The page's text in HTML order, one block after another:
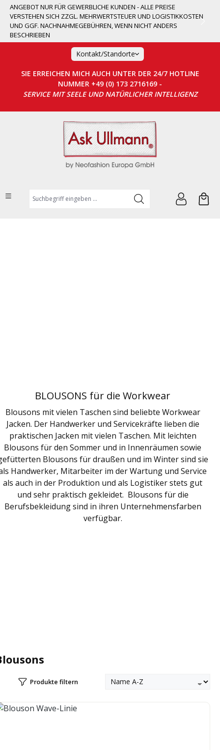
springen
ANGEBOT NUR FÜR GEWERBLICHE KUNDEN - ALLE PREISE
VERSTEHEN SICH ZZGL. MEHRWERTSTEUER UND LOGISTIKKOSTEN
UND GGF. NACHNAHMEGEBÜHREN, WENN NICHT ANDERS
BESCHRIEBEN
Kontakt/Standorte
SIE ERREICHEN MICH AUCH UNTER DER 24/7 HOTLINE
NUMMER +49 (0) 173 2716169 -
SERVICE MIT SEELE UND NATÜRLICHER INTELLIGENZ
Suchbegriff eingeben ...
BLOUSONS für die Workwear
Blousons mit vielen Taschen sind beliebte Workwear
Jacken. Der Handwerker und Servicekräfte lieben die
praktischen Jacken mit vielen Taschen. Mit leichten
Blousons für den Sommer und in Innenräumen sowie
Blousons für draußen und im Winter sind sie
Handwerker, Mitarbeiter im der Wartung und Service
als auch in der Produktion und als Logistiker stets gut
und sehr praktisch gekleidet. Blousons für die
Berufsbekleidung sind in ihren Unternehmensfarben
verfügbar.
Produkte filtern